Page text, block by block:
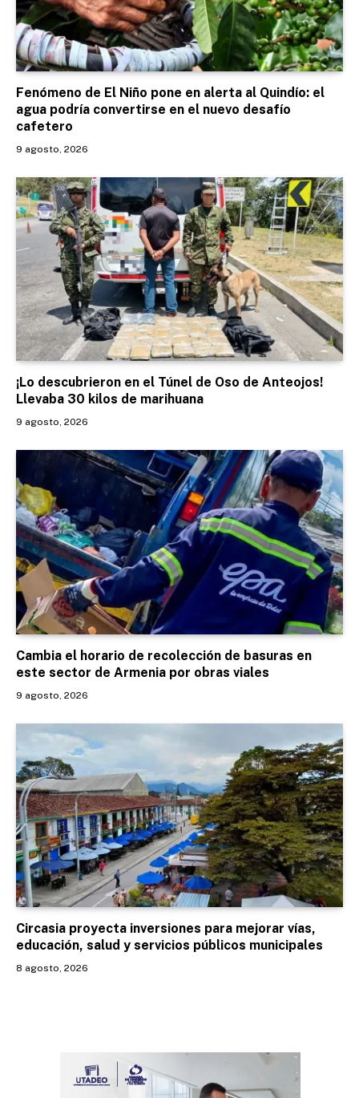
Fenómeno de El Niño pone en alerta al Quindío: el
agua podría convertirse en el nuevo desafío
cafetero
9 agosto, 2026
¡Lo descubrieron en el Túnel de Oso de Anteojos!
Llevaba 30 kilos de marihuana
9 agosto, 2026
Cambia el horario de recolección de basuras en
este sector de Armenia por obras viales
9 agosto, 2026
Circasia proyecta inversiones para mejorar vías,
educación, salud y servicios públicos municipales
8 agosto, 2026